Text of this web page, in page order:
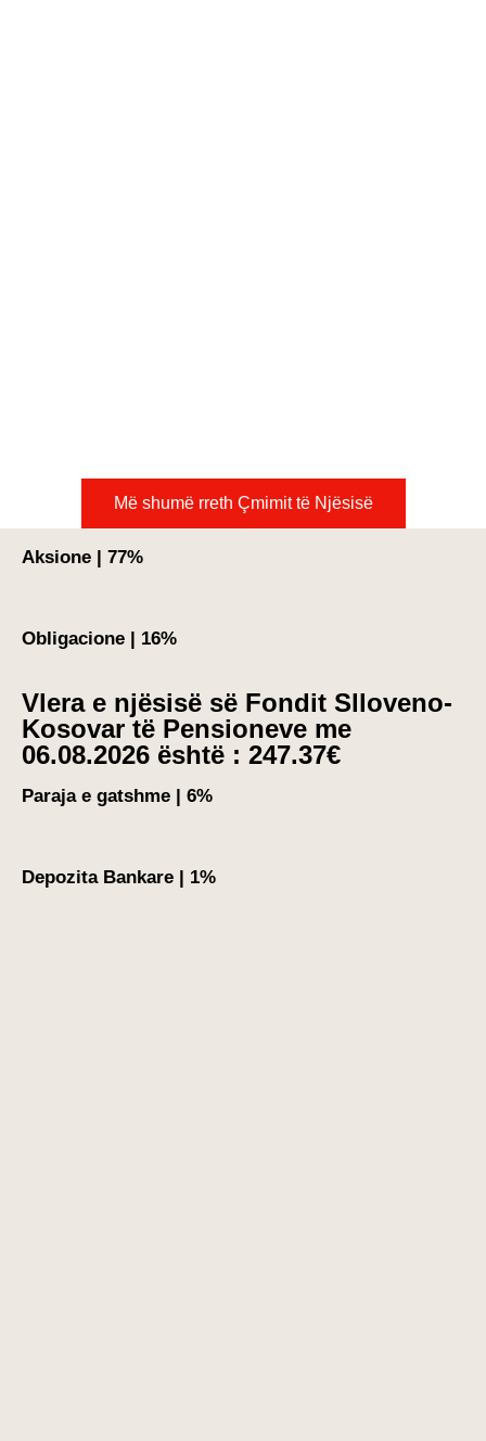
Më shumë rreth Çmimit të Njësisë
Aksione | 77%
Obligacione | 16%
Vlera e njësisë së Fondit Slloveno-
Kosovar të Pensioneve me
06.08.2026 është : 247.37€
Paraja e gatshme | 6%
Depozita Bankare | 1%